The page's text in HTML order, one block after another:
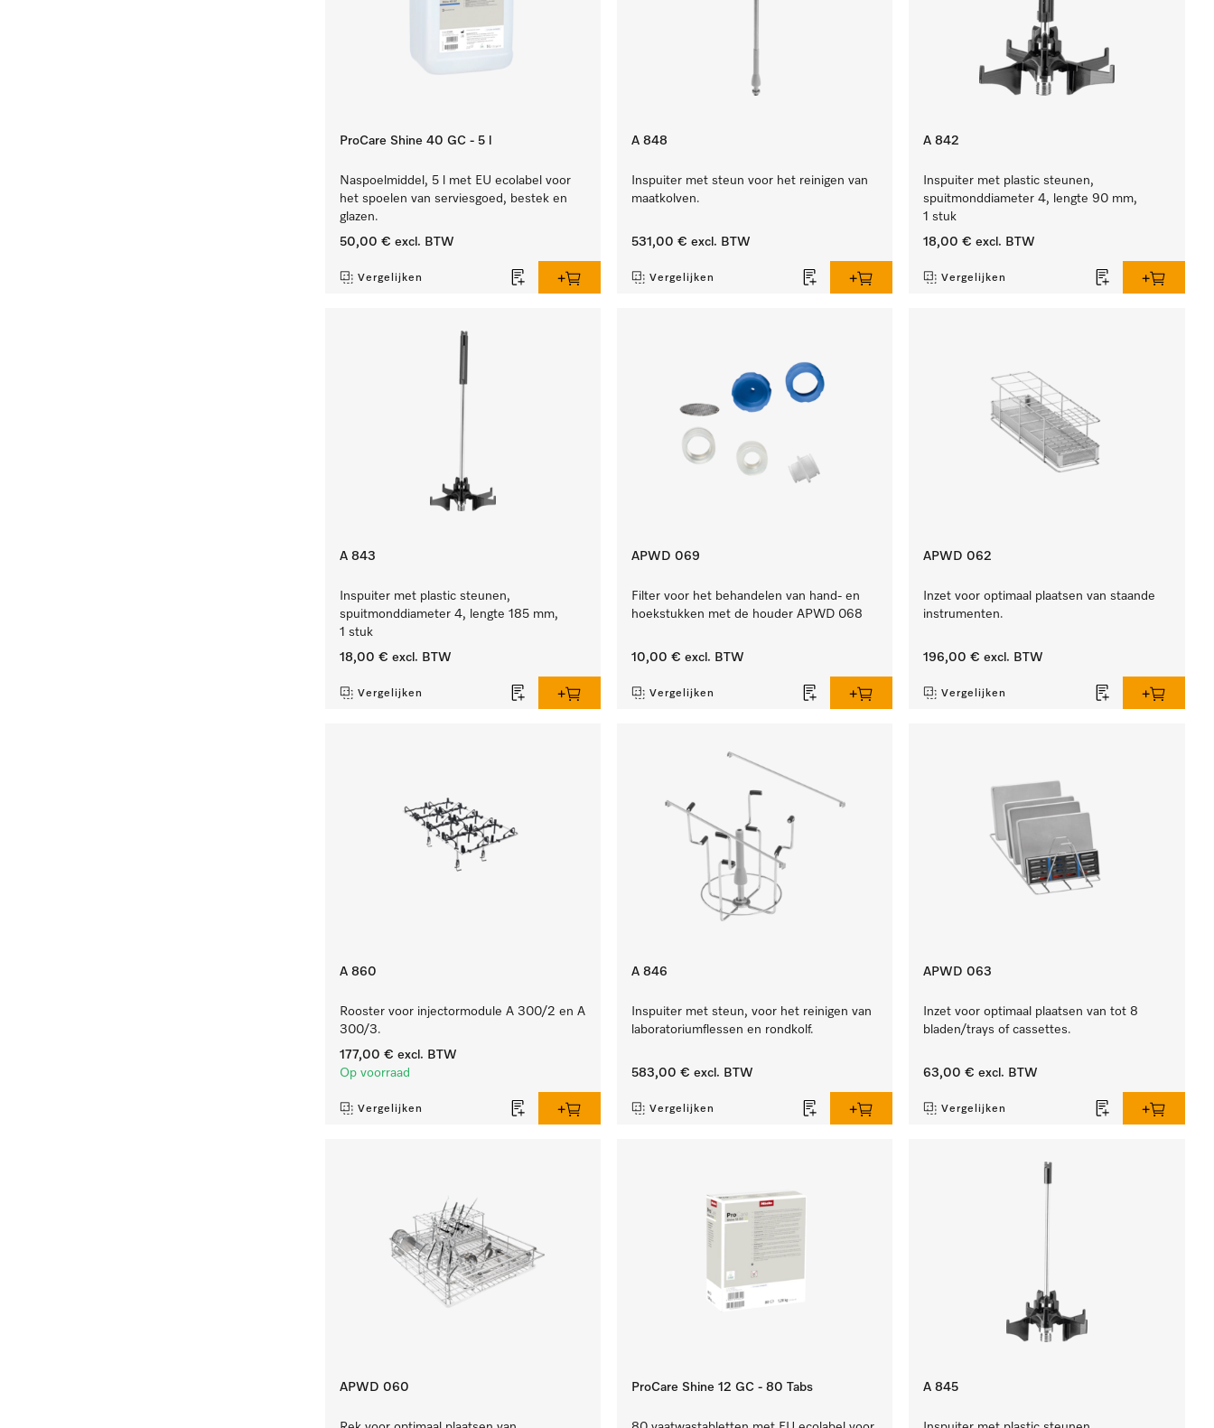
ProCare Shine 40 GC - 5 l
Naspoelmiddel, 5 l met EU ecolabel voor
het spoelen van serviesgoed, bestek en
glazen.
50,00 € excl. BTW
Vergelijken
A 848
Inspuiter met steun voor het reinigen van
maatkolven.
531,00 € excl. BTW
Vergelijken
A 842
Inspuiter met plastic steunen,
spuitmonddiameter 4, lengte 90 mm,
1 stuk
18,00 € excl. BTW
Vergelijken
A 843
Inspuiter met plastic steunen,
spuitmonddiameter 4, lengte 185 mm,
1 stuk
18,00 € excl. BTW
Vergelijken
APWD 069
Filter voor het behandelen van hand- en
hoekstukken met de houder APWD 068
10,00 € excl. BTW
Vergelijken
APWD 062
Inzet voor optimaal plaatsen van staande
instrumenten.
196,00 € excl. BTW
Vergelijken
A 860
Rooster voor injectormodule A 300/2 en A
300/3.
177,00 € excl. BTW
Op voorraad
Vergelijken
A 846
Inspuiter met steun, voor het reinigen van
laboratoriumflessen en rondkolf.
583,00 € excl. BTW
Vergelijken
APWD 063
Inzet voor optimaal plaatsen van tot 8
bladen/trays of cassettes.
63,00 € excl. BTW
Vergelijken
APWD 060 ProCare Shine 12 GC - 80 Tabs A 845